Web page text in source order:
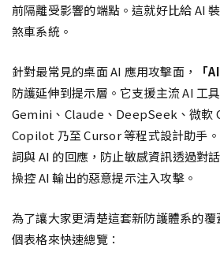
前隔離受影響的端點。這就好比給 AI
煞車系統。
針對最常見的桌面 AI 應用攻擊面， 「
防護延伸到提示層。它支援主流 AI 工
Gemini、Claude、DeepSeek、微
Copilot 乃至 Cursor 等程式設計助手
詞與 AI 的回應，防止敏感資訊透過對
操控 AI 輸出的惡意提示注入攻擊。
為了讓大家更清楚這套新防護體系的
個表格來快速總覽：